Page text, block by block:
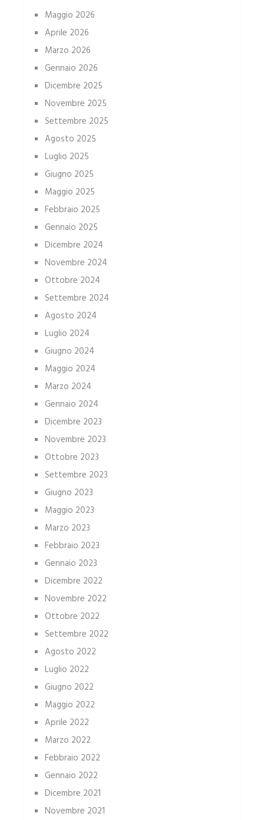
Maggio 2026
Aprile 2026
Marzo 2026
Gennaio 2026
Dicembre 2025
Novembre 2025
Settembre 2025
Agosto 2025
Luglio 2025
Giugno 2025
Maggio 2025
Febbraio 2025
Gennaio 2025
Dicembre 2024
Novembre 2024
Ottobre 2024
Settembre 2024
Agosto 2024
Luglio 2024
Giugno 2024
Maggio 2024
Marzo 2024
Gennaio 2024
Dicembre 2023
Novembre 2023
Ottobre 2023
Settembre 2023
Giugno 2023
Maggio 2023
Marzo 2023
Febbraio 2023
Gennaio 2023
Dicembre 2022
Novembre 2022
Ottobre 2022
Settembre 2022
Agosto 2022
Luglio 2022
Giugno 2022
Maggio 2022
Aprile 2022
Marzo 2022
Febbraio 2022
Gennaio 2022
Dicembre 2021
Novembre 2021